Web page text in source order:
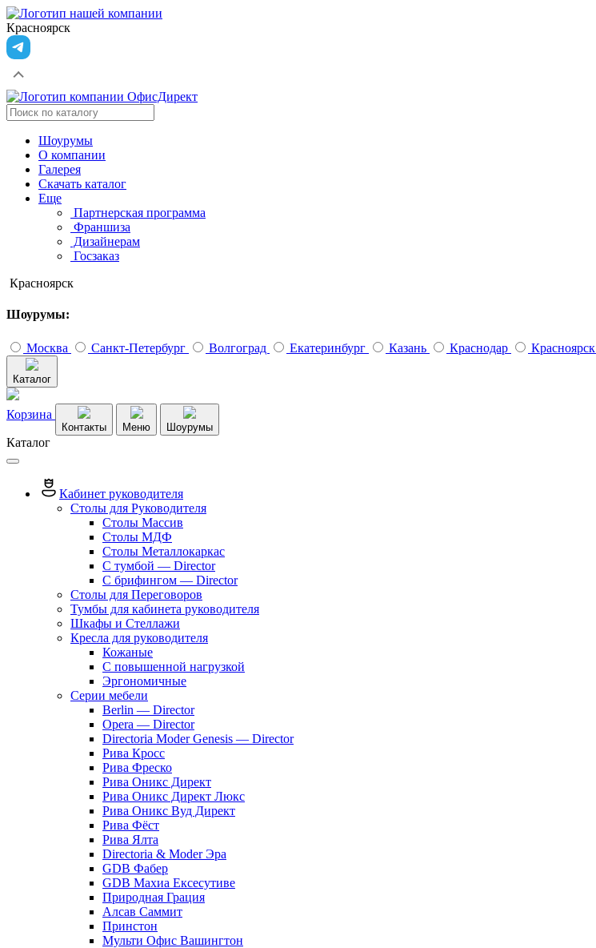
Красноярск
Шоурумы
О компании
Галерея
Скачать каталог
Еще
Партнерская программа
Франшиза
Дизайнерам
Госзаказ
Красноярск
Шоурумы:
Москва Санкт-Петербург Волгоград Екатеринбург Казань Краснодар Красноярск
Каталог
Корзина
Контакты Меню Шоурумы
Каталог
Кабинет руководителя
Столы для Руководителя
Столы Массив
Столы МДФ
Столы Металлокаркас
С тумбой — Director
C брифингом — Director
Столы для Переговоров
Тумбы для кабинета руководителя
Шкафы и Стеллажи
Кресла для руководителя
Кожаные
С повышенной нагрузкой
Эргономичные
Серии мебели
Berlin — Director
Opera — Director
Directoria Moder Genesis — Director
Рива Кросс
Рива Фреско
Рива Оникс Директ
Рива Оникс Директ Люкс
Рива Оникс Вуд Директ
Рива Фёст
Рива Ялта
Directoria & Moder Эра
GDB Фабер
GDB Махиа Ексесутиве
Природная Грация
Алсав Саммит
Принстон
Мульти Офис Вашингтон